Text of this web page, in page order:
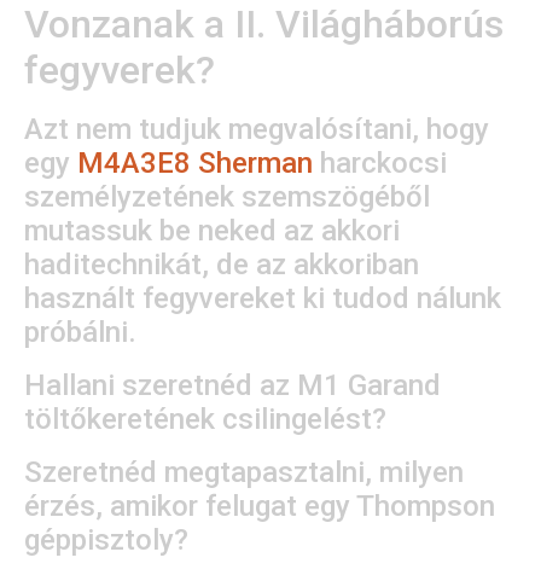
Vonzanak a II. Világháborús
fegyverek?
Azt nem tudjuk megvalósítani, hogy
egy M4A3E8 Sherman harckocsi
személyzetének szemszögéből
mutassuk be neked az akkori
haditechnikát, de az akkoriban
használt fegyvereket ki tudod nálunk
próbálni.
Hallani szeretnéd az M1 Garand
töltőkeretének csilingelést?
Szeretnéd megtapasztalni, milyen
érzés, amikor felugat egy Thompson
géppisztoly?